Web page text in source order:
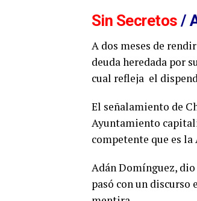
Sin Secretos /
A dos meses de
deuda heredada por
cual refleja el
El señalamiento de
Ayuntamiento
competente que es
Adán Domínguez,
pasó con un discurso